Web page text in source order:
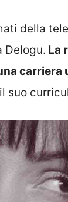
della
Delogu. La
carriera
suo